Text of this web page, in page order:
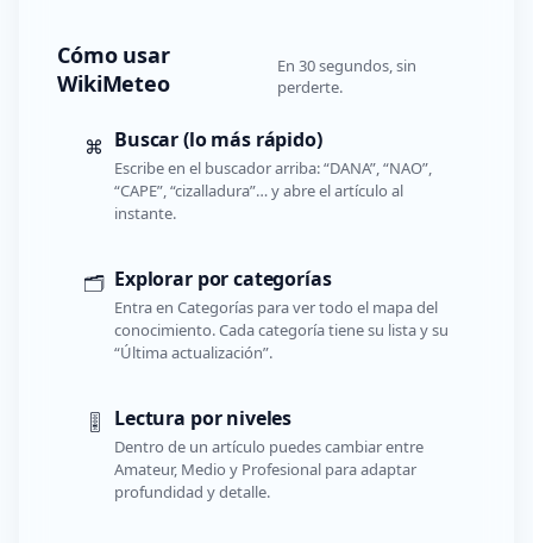
Cómo usar
WikiMeteo
En 30 segundos, sin
perderte.
⌘ Buscar (lo más rápido)
Escribe en el buscador arriba: “DANA”, “NAO”,
“CAPE”, “cizalladura”… y abre el artículo al
instante.
🗂️ Explorar por categorías
Entra en Categorías para ver todo el mapa del
conocimiento. Cada categoría tiene su lista y su
“Última actualización”.
🎚️ Lectura por niveles
Dentro de un artículo puedes cambiar entre
Amateur, Medio y Profesional para adaptar
profundidad y detalle.